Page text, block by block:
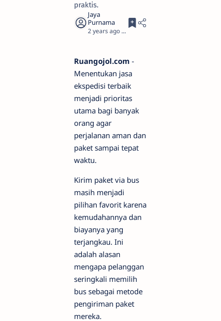
praktis.
2 years ago 6
Ruangojol.com -
Menentukan jasa
ekspedisi terbaik
menjadi prioritas
utama bagi banyak
orang agar
perjalanan aman dan
paket sampai tepat
waktu.
Kirim paket via bus
masih menjadi
pilihan favorit karena
kemudahannya dan
biayanya yang
terjangkau. Ini
adalah alasan
mengapa pelanggan
seringkali memilih
bus sebagai metode
pengiriman paket
mereka.